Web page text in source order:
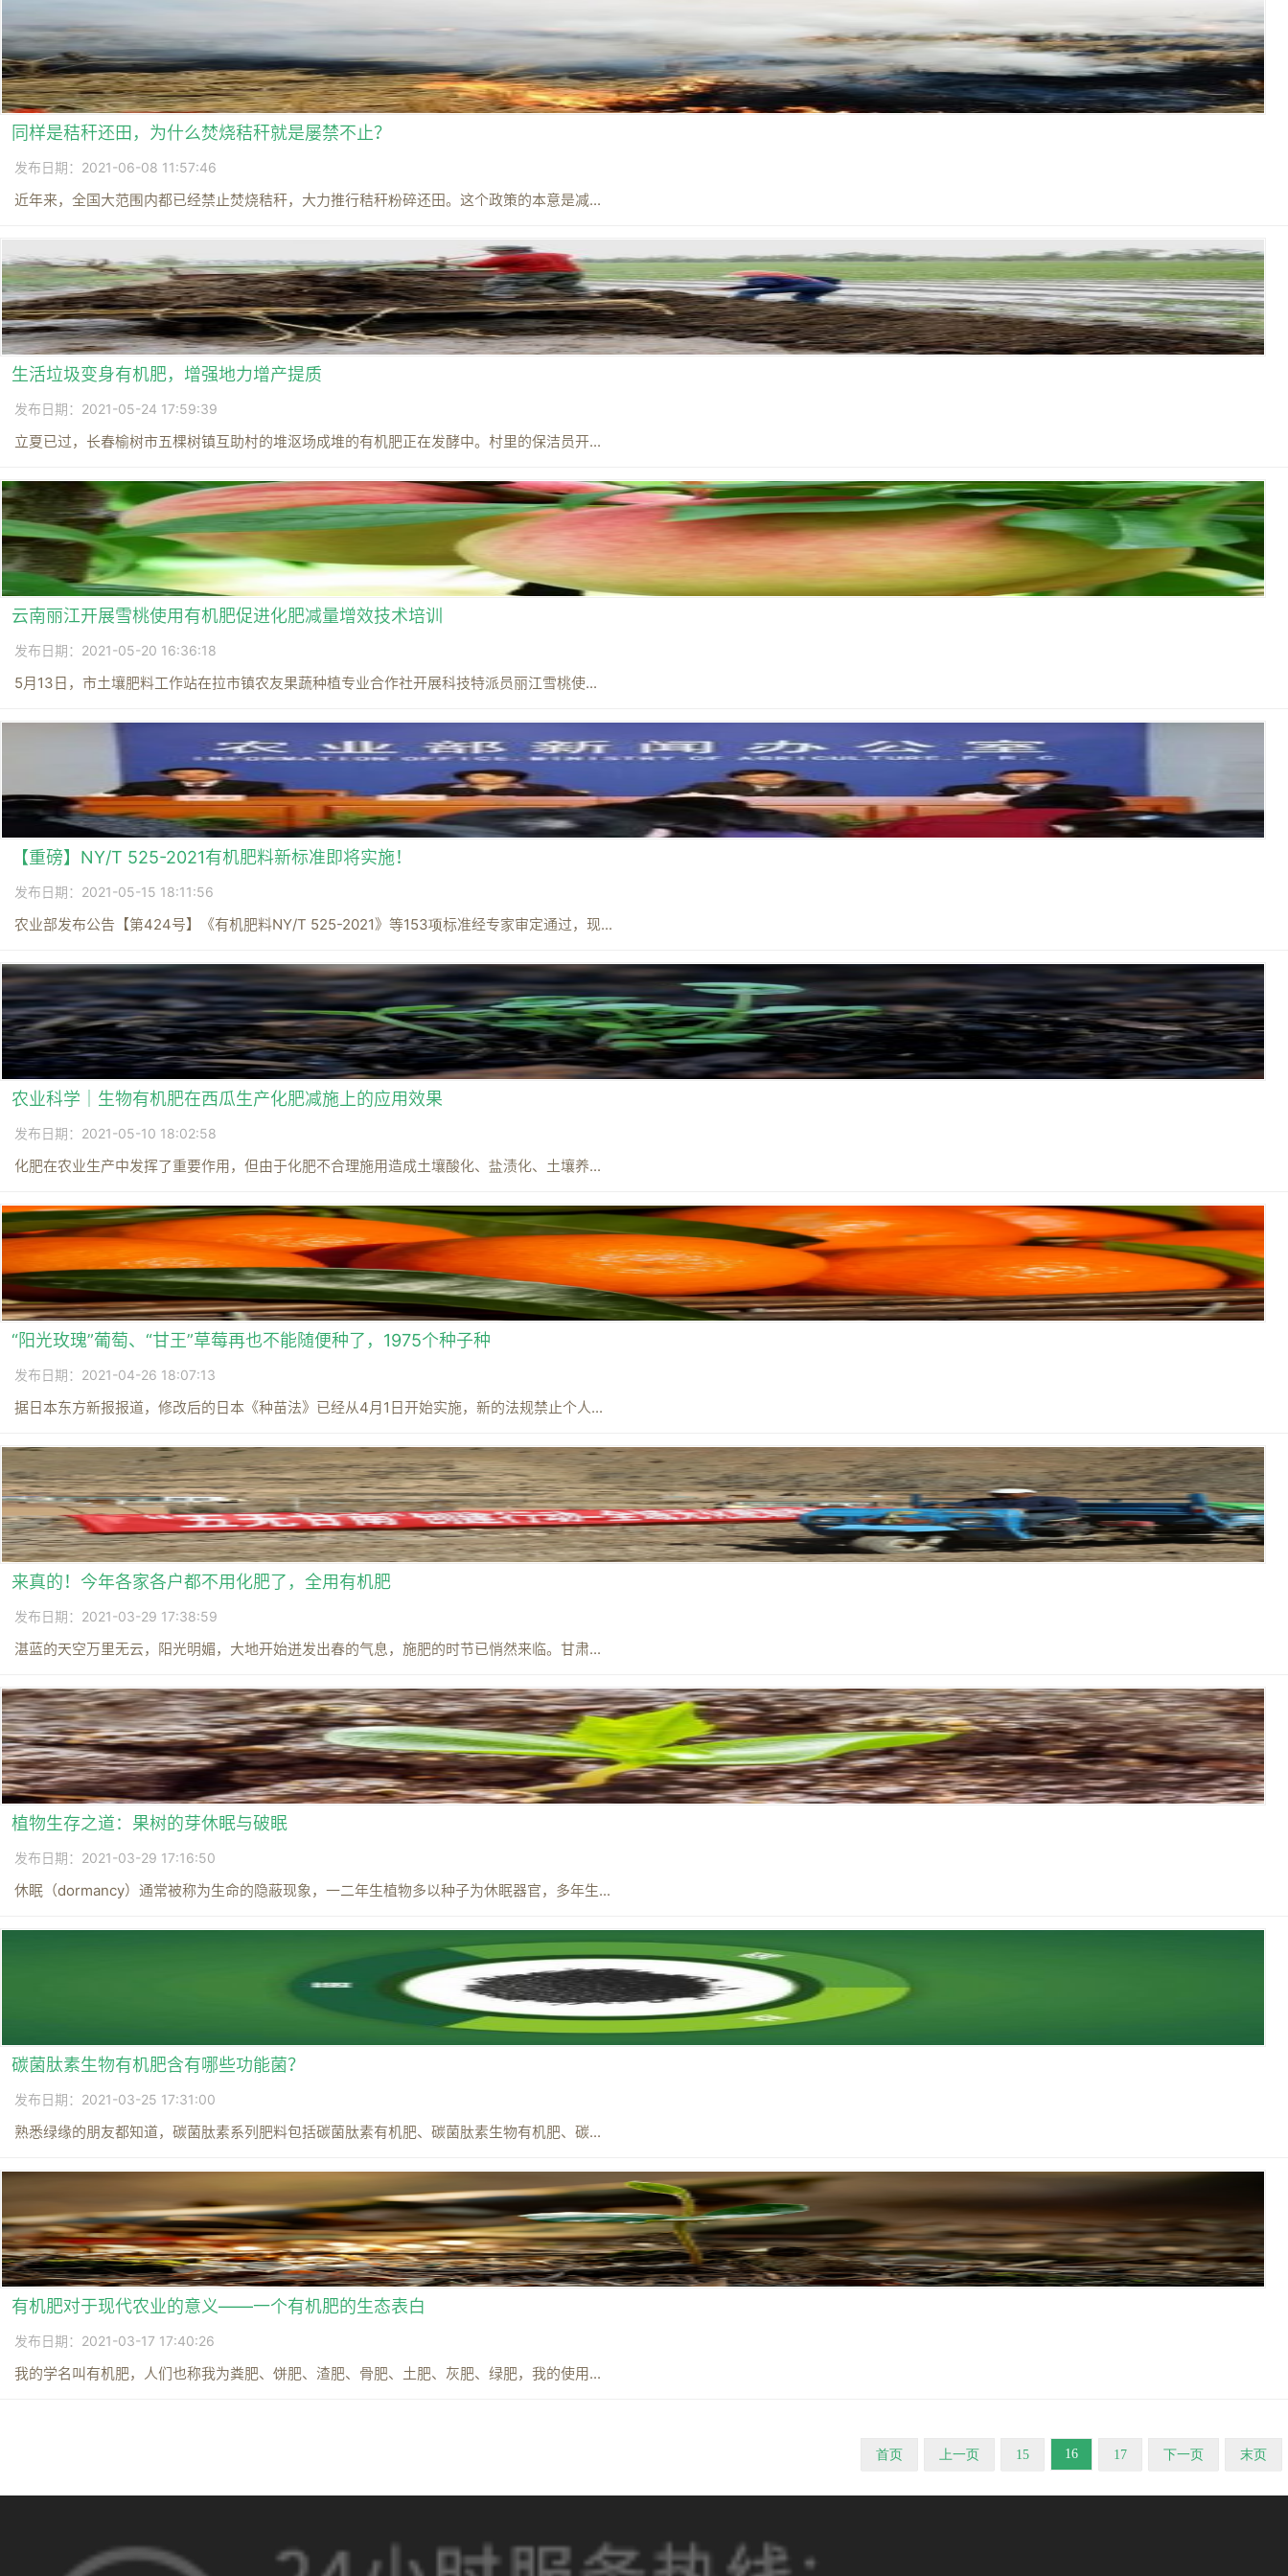
同样是秸秆还田，为什么焚烧秸秆就是屡禁不止？
发布日期：2021-06-08 11:57:46
近年来，全国大范围内都已经禁止焚烧秸秆，大力推行秸秆粉碎还田。这个政策的本意是减...
生活垃圾变身有机肥，增强地力增产提质
发布日期：2021-05-24 17:59:39
立夏已过，长春榆树市五棵树镇互助村的堆沤场成堆的有机肥正在发酵中。村里的保洁员开...
云南丽江开展雪桃使用有机肥促进化肥减量增效技术培训
发布日期：2021-05-20 16:36:18
5月13日，市土壤肥料工作站在拉市镇农友果蔬种植专业合作社开展科技特派员丽江雪桃使...
【重磅】NY/T 525-2021有机肥料新标准即将实施！
发布日期：2021-05-15 18:11:56
农业部发布公告【第424号】《有机肥料NY/T 525-2021》等153项标准经专家审定通过，现...
农业科学｜生物有机肥在西瓜生产化肥减施上的应用效果
发布日期：2021-05-10 18:02:58
化肥在农业生产中发挥了重要作用，但由于化肥不合理施用造成土壤酸化、盐渍化、土壤养...
“阳光玫瑰”葡萄、“甘王”草莓再也不能随便种了，1975个种子种
发布日期：2021-04-26 18:07:13
据日本东方新报报道，修改后的日本《种苗法》已经从4月1日开始实施，新的法规禁止个人...
来真的！今年各家各户都不用化肥了，全用有机肥
发布日期：2021-03-29 17:38:59
湛蓝的天空万里无云，阳光明媚，大地开始迸发出春的气息，施肥的时节已悄然来临。甘肃...
植物生存之道：果树的芽休眠与破眠
发布日期：2021-03-29 17:16:50
休眠（dormancy）通常被称为生命的隐蔽现象，一二年生植物多以种子为休眠器官，多年生...
碳菌肽素生物有机肥含有哪些功能菌？
发布日期：2021-03-25 17:31:00
熟悉绿缘的朋友都知道，碳菌肽素系列肥料包括碳菌肽素有机肥、碳菌肽素生物有机肥、碳...
有机肥对于现代农业的意义——一个有机肥的生态表白
发布日期：2021-03-17 17:40:26
我的学名叫有机肥，人们也称我为粪肥、饼肥、渣肥、骨肥、土肥、灰肥、绿肥，我的使用...
首页 上一页 15 16 17 下一页 末页